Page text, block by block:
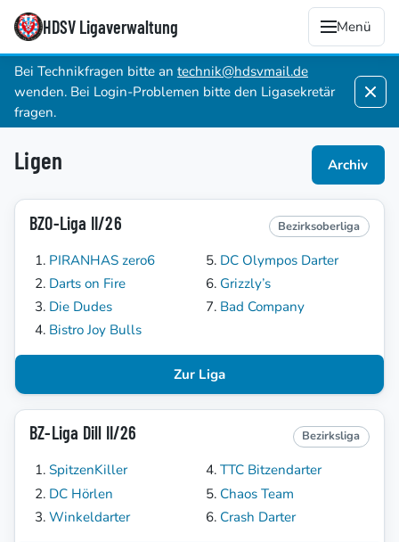
HDSV Ligaverwaltung Menü
Bei Technikfragen bitte an technik@hdsvmail.de
wenden. Bei Login-Problemen bitte den Ligasekretär
fragen.
Ligen Archiv
BZO-Liga II/26 Bezirksoberliga
PIRANHAS zero6
Darts on Fire
Die Dudes
Bistro Joy Bulls
DC Olympos Darter
Grizzly’s
Bad Company
Zur Liga
BZ-Liga Dill II/26 Bezirksliga
SpitzenKiller
DC Hörlen
Winkeldarter
TTC Bitzendarter
Chaos Team
Crash Darter